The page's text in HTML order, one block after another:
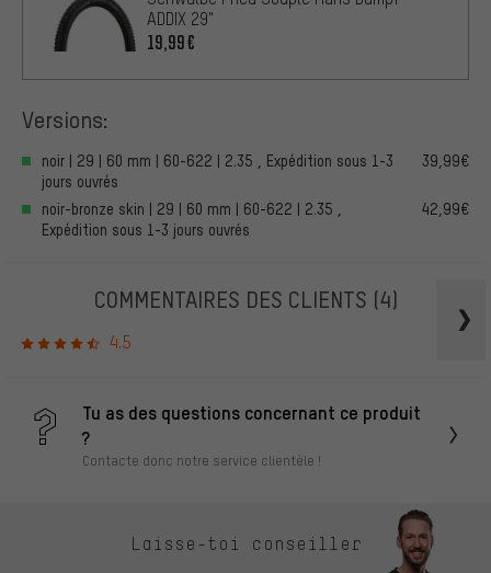
ADDIX 29"
19,99€
Versions:
noir | 29 | 60 mm | 60-622 | 2.35 , Expédition sous 1-3
jours ouvrés
39,99€
noir-bronze skin | 29 | 60 mm | 60-622 | 2.35 ,
Expédition sous 1-3 jours ouvrés
42,99€
COMMENTAIRES DES CLIENTS (4)
4.5
Tu as des questions concernant ce produit
?
Contacte donc notre service clientèle !
Laisse-toi conseiller